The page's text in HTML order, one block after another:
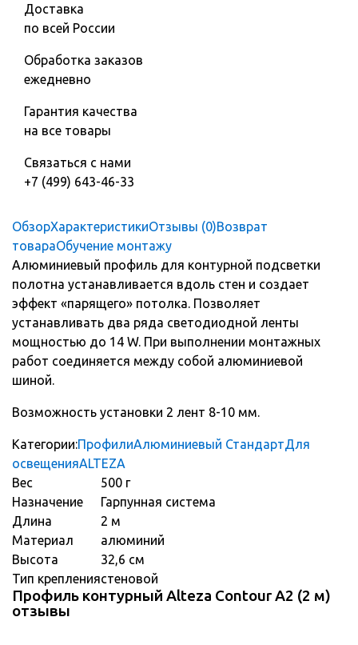
Доставка
по всей России
Обработка заказов
ежедневно
Гарантия качества
на все товары
Связаться с нами
+7 (499) 643-46-33
ОбзорХарактеристикиОтзывы (0)Возврат
товараОбучение монтажу
Алюминиевый профиль для контурной подсветки
полотна устанавливается вдоль стен и создает
эффект «парящего» потолка. Позволяет
устанавливать два ряда светодиодной ленты
мощностью до 14 W. При выполнении монтажных
работ соединяется между собой алюминиевой
шиной.
Возможность установки 2 лент 8-10 мм.
Категории:ПрофилиАлюминиевый Стандарт Для
освещенияALTEZA
Вес
500 г
Назначение
Гарпунная система
Длина
2 м
Материал
алюминий
Высота
32,6 см
Тип креплениястеновой
Профиль контурный Alteza Contour А2 (2 м)
отзывы